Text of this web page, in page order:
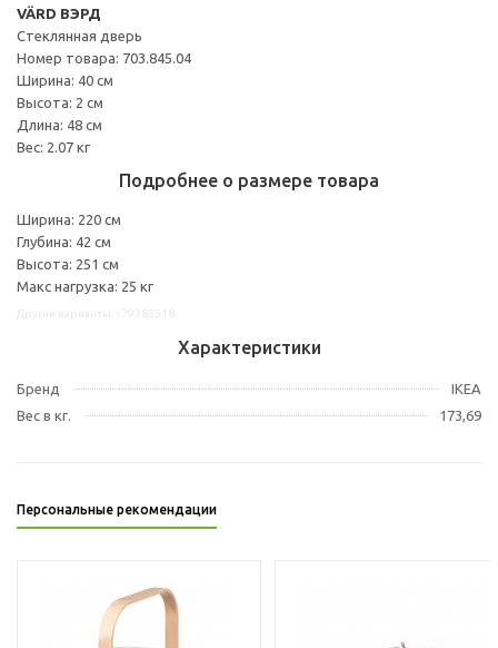
VÄRD ВЭРД
Стеклянная дверь
Номер товара: 703.845.04
Ширина: 40 см
Высота: 2 см
Длина: 48 см
Вес: 2.07 кг
Подробнее о размере товара
Ширина: 220 см
Глубина: 42 см
Высота: 251 см
Макс нагрузка: 25 кг
Характеристики
Бренд
IKEA
Вес в кг.
173,69
Персональные рекомендации